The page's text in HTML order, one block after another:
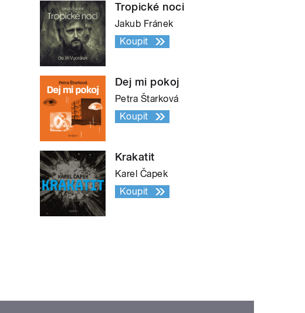
Tropické noci
Jakub Fránek
Koupit
Dej mi pokoj
Petra Štarková
Koupit
Krakatit
Karel Čapek
Koupit